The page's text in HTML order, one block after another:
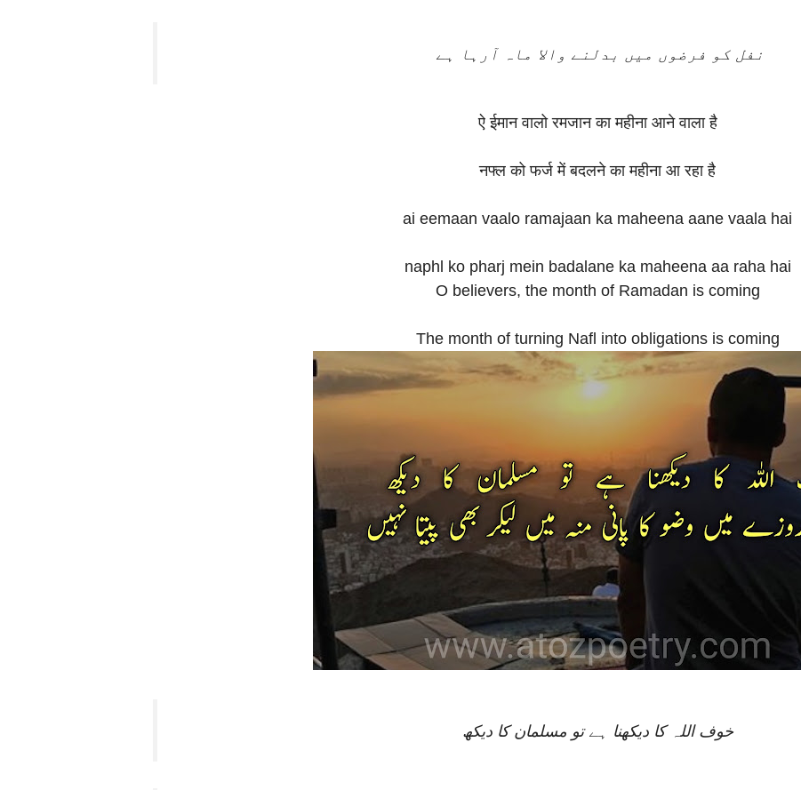
نفل کو فرضوں میں بدلنے والا ماہ آرہا ہے
ऐ ईमान वालो रमजान का महीना आने वाला है
नफ्ल को फर्ज में बदलने का महीना आ रहा है
ai eemaan vaalo ramajaan ka maheena aane vaala hai
naphl ko pharj mein badalane ka maheena aa raha hai
O believers, the month of Ramadan is coming
The month of turning Nafl into obligations is coming
خوف اللہ کا دیکهنا ہے تو مسلمان کا دیکھ